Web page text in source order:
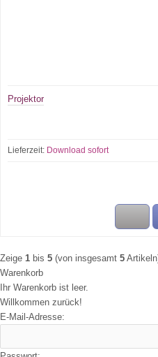
Projektor
Lieferzeit: Download sofort
Zeige 1 bis 5 (von insgesamt 5
Warenkorb
Ihr Warenkorb ist leer.
Willkommen zurück!
E-Mail-Adresse: